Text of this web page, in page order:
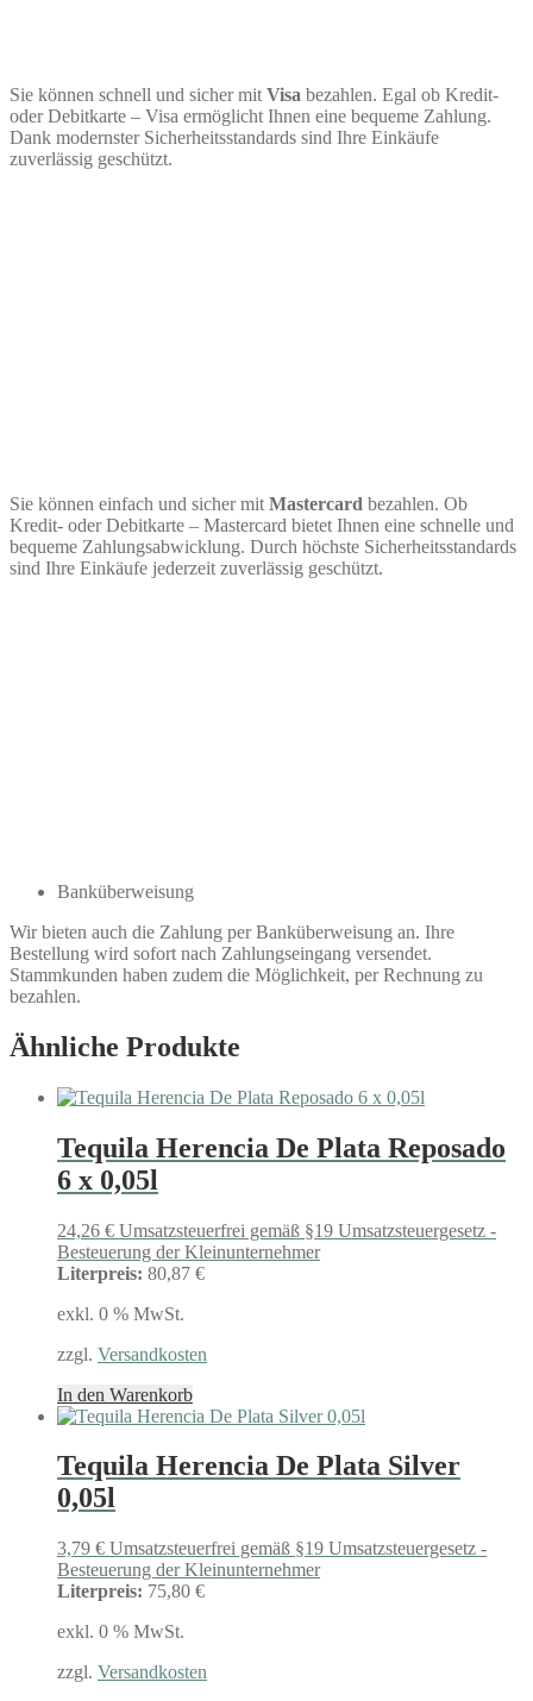
Sie können schnell und sicher mit Visa bezahlen. Egal ob Kredit-
oder Debitkarte – Visa ermöglicht Ihnen eine bequeme Zahlung.
Dank modernster Sicherheitsstandards sind Ihre Einkäufe
zuverlässig geschützt.
Sie können einfach und sicher mit Mastercard bezahlen. Ob
Kredit- oder Debitkarte – Mastercard bietet Ihnen eine schnelle und
bequeme Zahlungsabwicklung. Durch höchste Sicherheitsstandards
sind Ihre Einkäufe jederzeit zuverlässig geschützt.
Banküberweisung
Wir bieten auch die Zahlung per Banküberweisung an. Ihre
Bestellung wird sofort nach Zahlungseingang versendet.
Stammkunden haben zudem die Möglichkeit, per Rechnung zu
bezahlen.
Ähnliche Produkte
Tequila Herencia De Plata Reposado
6 x 0,05l
24,26 € Umsatzsteuerfrei gemäß §19 Umsatzsteuergesetz -
Besteuerung der Kleinunternehmer
Literpreis: 80,87 €
exkl. 0 % MwSt.
zzgl. Versandkosten
In den Warenkorb
Tequila Herencia De Plata Silver
0,05l
3,79 € Umsatzsteuerfrei gemäß §19 Umsatzsteuergesetz -
Besteuerung der Kleinunternehmer
Literpreis: 75,80 €
exkl. 0 % MwSt.
zzgl. Versandkosten